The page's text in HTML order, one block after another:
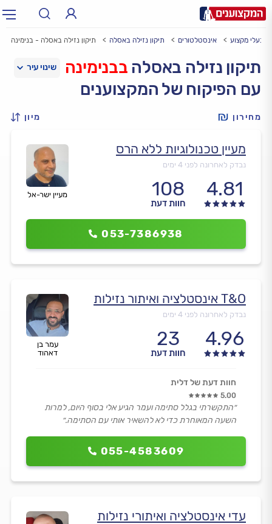
עירעיר: תל אביב, חיפה…
בעלי מקצוע אינסטלטורים תיקון נזילה באסלה תיקון נזילה באסלה - בנימינה
תיקון נזילה באסלה בבנימינה
עם הפיקוח של המקצוענים
מחירון מיון
מעיין ישר-אל
מעיין טכנולוגיות ללא הרס
נבדק לאחרונה לפני 4 ימים
4.81
108
חוות דעת
053-7386938
עמר בן
דאהוד
T&O אינסטלציה ואיתור נזילות
נבדק לאחרונה לפני 4 ימים
4.96
23
חוות דעת
055-4583609
חוות דעת של דלית
5.00
״התקשרתי בגלל סתימה ועמר הגיע אלי בסוף היום, למרות
השעה המאוחרת כדי לא להשאיר אותי עם הסתימה.״
עדי אינסטלציה ואיתורי נזילות